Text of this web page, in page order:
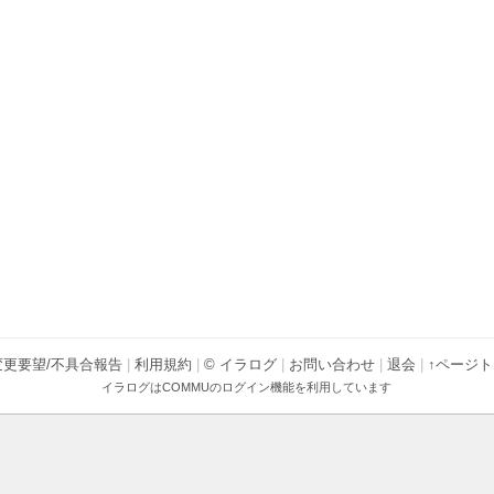
要望/不具合報告 利用規約 © イラログ お問い合わせ 退会 ↑ページ
イラログはCOMMUのログイン機能を利用しています